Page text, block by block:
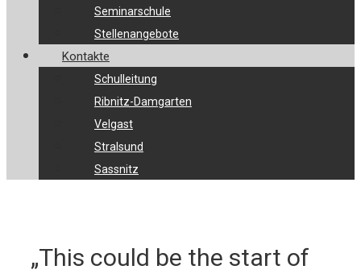
Seminarschule
Stellenangebote
Kontakte
Schulleitung
Ribnitz-Damgarten
Velgast
Stralsund
Sassnitz
„This could be the start of